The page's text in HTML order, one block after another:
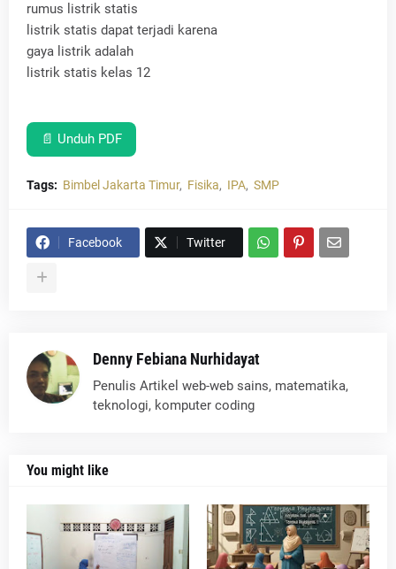
rumus listrik statis
listrik statis dapat terjadi karena
gaya listrik adalah
listrik statis kelas 12
📄 Unduh PDF
Tags: Bimbel Jakarta Timur Fisika IPA SMP
Facebook Twitter
Denny Febiana Nurhidayat
Penulis Artikel web-web sains, matematika,
teknologi, komputer coding
You might like